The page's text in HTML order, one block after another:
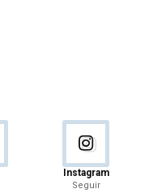
Instagram
Seguir